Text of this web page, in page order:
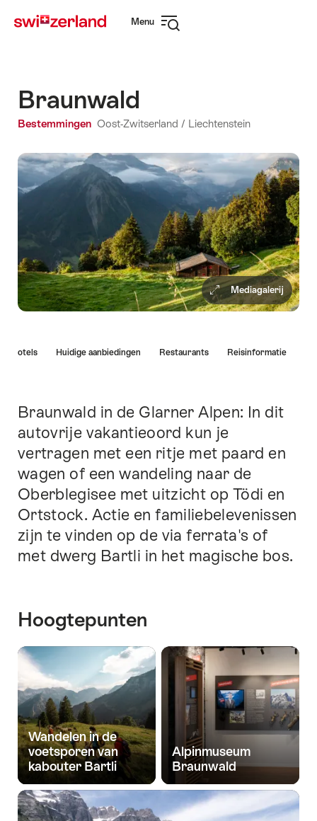
Menu
Braunwald
Bestemmingen Oost-Zwitserland / Liechtenstein
Mediagalerij
rechtstreeks
naar
de
ankerpunten
deze
pagina.
Hotels Huidige aanbiedingen Restaurants Reisinformatie
Inleiding
Braunwald in de Glarner Alpen: In dit
autovrije vakantieoord kun je
vertragen met een ritje met paard en
wagen of een wandeling naar de
Oberblegisee met uitzicht op Tödi en
Ortstock. Actie en familiebelevenissen
zijn te vinden op de via ferrata's of
met dwerg Bartli in het magische bos.
Hoogtepunten
Wandelen in de
voetsporen van
kabouter Bartli
Alpinmuseum
Braunwald